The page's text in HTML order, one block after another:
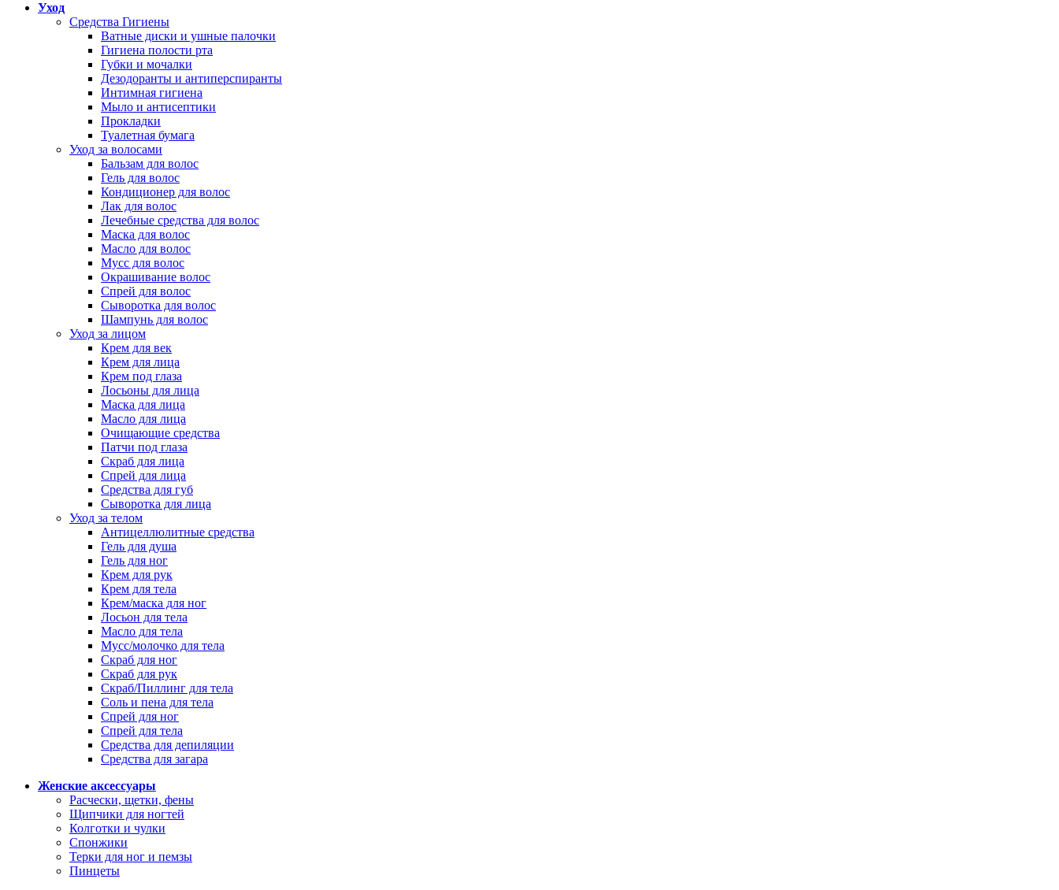
Уход
Средства Гигиены
Ватные диски и ушные палочки
Гигиена полости рта
Губки и мочалки
Дезодоранты и антиперспиранты
Интимная гигиена
Мыло и антисептики
Прокладки
Туалетная бумага
Уход за волосами
Бальзам для волос
Гель для волос
Кондиционер для волос
Лак для волос
Лечебные средства для волос
Маска для волос
Масло для волос
Мусс для волос
Окрашивание волос
Спрей для волос
Сыворотка для волос
Шампунь для волос
Уход за лицом
Крем для век
Крем для лица
Крем под глаза
Лосьоны для лица
Маска для лица
Масло для лица
Очищающие средства
Патчи под глаза
Скраб для лица
Спрей для лица
Средства для губ
Сыворотка для лица
Уход за телом
Антицеллюлитные средства
Гель для душа
Гель для ног
Крем для рук
Крем для тела
Крем/маска для ног
Лосьон для тела
Масло для тела
Мусс/молочко для тела
Скраб для ног
Скраб для рук
Скраб/Пиллинг для тела
Соль и пена для тела
Спрей для ног
Спрей для тела
Средства для депиляции
Средства для загара
Женские аксессуары
Расчески, щетки, фены
Щипчики для ногтей
Колготки и чулки
Спонжики
Терки для ног и пемзы
Пинцеты